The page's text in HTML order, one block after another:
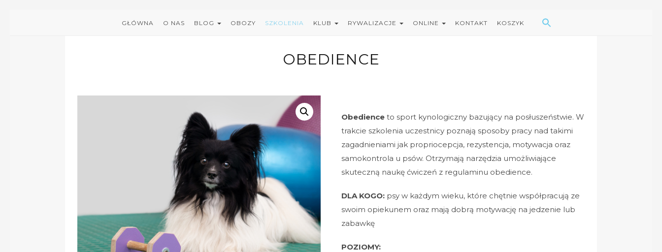
GŁÓWNA O NAS BLOG OBOZY SZKOLENIA KLUB RYWALIZACJE ONLINE KONTAKT KOSZYK
Search
for:
OBEDIENCE
Obedience to sport kynologiczny bazujący na posłuszeństwie. W
trakcie szkolenia uczestnicy poznają sposoby pracy nad takimi
zagadnieniami jak propriocepcja, rezystencja, motywacja oraz
samokontrola u psów. Otrzymają narzędzia umożliwiające
skuteczną naukę ćwiczeń z regulaminu obedience.
DLA KOGO: psy w każdym wieku, które chętnie współpracują ze
swoim opiekunem oraz mają dobrą motywację na jedzenie lub
zabawkę
POZIOMY: